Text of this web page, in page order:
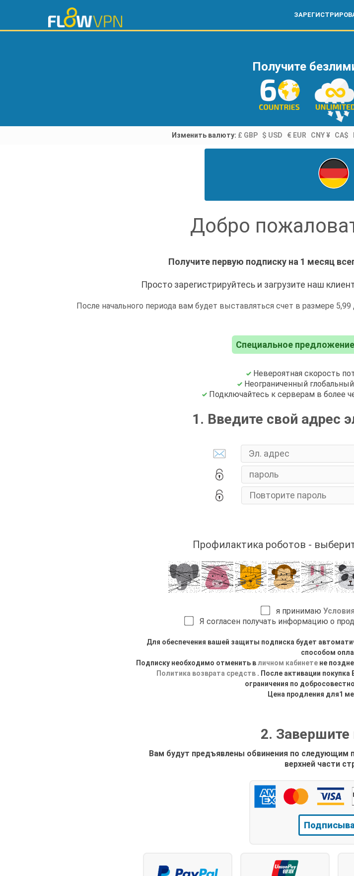
Получите
Изменить валюту: £ GBP $ USD € EUR CNY ¥ CA$
Добро
Получите первую подписку на 1 месяц
Просто зарегистрируйтесь и загрузите наш
После начального периода вам будет выставляться счет в размере
Специальное
Невероятная скорость
Неограниченный
Подключайтесь к серверам в более
1. Введите свой адрес
Профилактика роботов -
я принимаю
Я согласен получать информацию о
Для обеспечения вашей защиты подписка будет
способом
Подписку необходимо отменить вличном кабинете не
Политика возврата средств. После активации покупка
ограничения по
Цена продления для1
2. Завершите
Вам будут предъявлены обвинения по следующим
верхней части